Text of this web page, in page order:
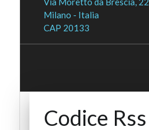
Milano - Italia
CAP 20133
Codice Rss